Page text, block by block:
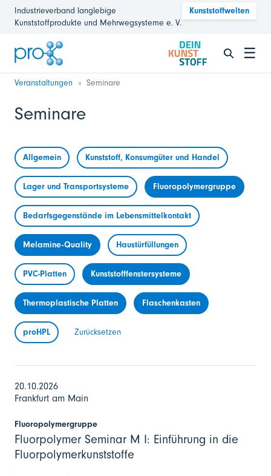
Industrieverband langlebige
Kunststoffprodukte und Mehrwegsysteme e. V.
Kunststoffwelten
☰
Veranstaltungen Seminare
Seminare
Allgemein Kunststoff, Konsumgüter und Handel
Lager und Transportsysteme Fluoropolymergruppe
Bedarfsgegenstände im Lebensmittelkontakt
Melamine-Quality Haustürfüllungen
PVC-Platten Kunststofffenstersysteme
Thermoplastische Platten Flaschenkasten
proHPL Zurücksetzen
20.10.2026
Frankfurt am Main
Fluoropolymergruppe
Fluorpolymer Seminar M I: Einführung in die
Fluorpolymerkunststoffe